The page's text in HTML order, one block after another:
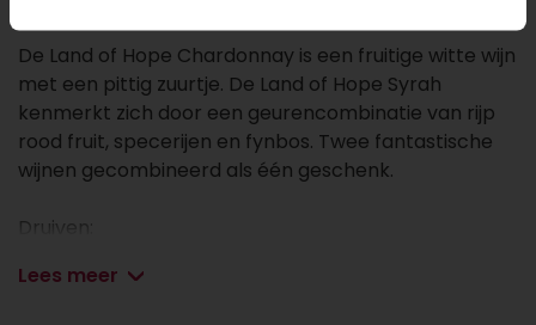
De Land of Hope Chardonnay is een fruitige witte wijn
met een pittig zuurtje. De Land of Hope Syrah
kenmerkt zich door een geurencombinatie van rijp
rood fruit, specerijen en fynbos. Twee fantastische
wijnen gecombineerd als één geschenk.
Druiven:
Rood: Syrah
Lees meer